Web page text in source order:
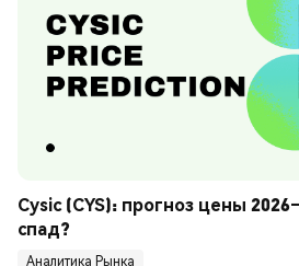
Cysic (CYS): прогноз цены
спад?
Аналитика Рынка